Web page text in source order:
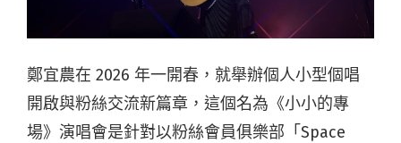
鄭宜農在 2026 年一開春，就舉辦個人小型個唱
開啟與粉絲交流新篇章，這個名為《小小的專
場》演唱會是針對以粉絲會員俱樂部「Space